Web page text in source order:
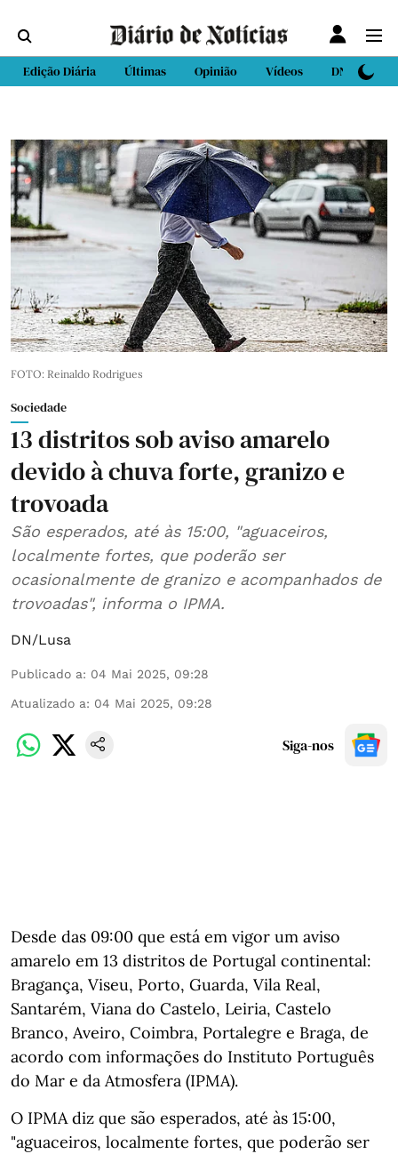
Edição Diária Últimas Opinião Vídeos DN Sport
FOTO: Reinaldo Rodrigues
Sociedade
13 distritos sob aviso amarelo
devido à chuva forte, granizo e
trovoada
São esperados, até às 15:00, "aguaceiros,
localmente fortes, que poderão ser
ocasionalmente de granizo e acompanhados de
trovoadas", informa o IPMA.
DN/Lusa
Publicado a: 04 Mai 2025, 09:28
Atualizado a: 04 Mai 2025, 09:28
Siga-nos
Desde das 09:00 que está em vigor um aviso
amarelo em 13 distritos de Portugal continental:
Bragança, Viseu, Porto, Guarda, Vila Real,
Santarém, Viana do Castelo, Leiria, Castelo
Branco, Aveiro, Coimbra, Portalegre e Braga, de
acordo com informações do Instituto Português
do Mar e da Atmosfera (IPMA).
O IPMA diz que são esperados, até às 15:00,
"aguaceiros, localmente fortes, que poderão ser